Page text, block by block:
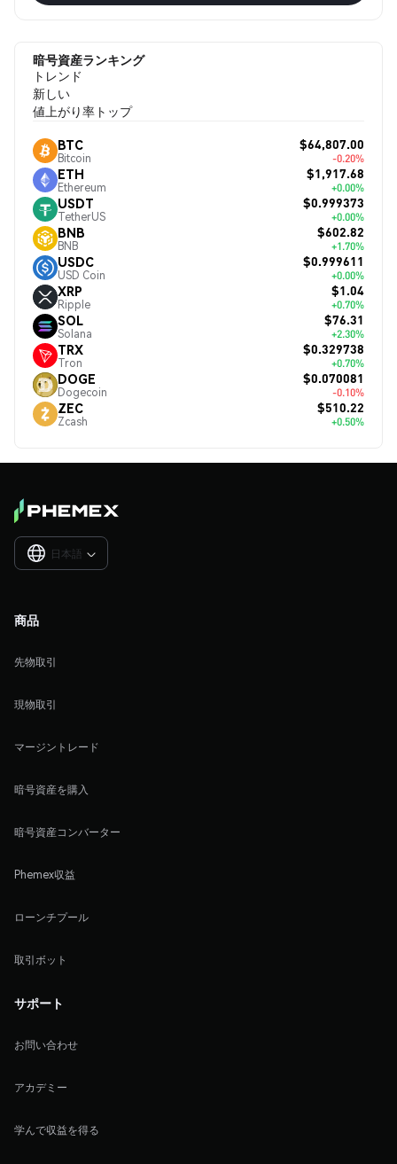
暗号資産ランキング
トレンド
新しい
値上がり率トップ
BTC
Bitcoin
$64,807.00
-0.20%
ETH
Ethereum
$1,917.68
+0.00%
USDT
TetherUS
$0.999373
+0.00%
BNB
BNB
$602.82
+1.70%
USDC
USD Coin
$0.999611
+0.00%
XRP
Ripple
$1.04
+0.70%
SOL
Solana
$76.31
+2.30%
TRX
Tron
$0.329738
+0.70%
DOGE
Dogecoin
$0.070081
-0.10%
ZEC
Zcash
$510.22
+0.50%
日本語 
商品
先物取引
現物取引
マージントレード
暗号資産を購入
暗号資産コンバーター
Phemex収益
ローンチプール
取引ボット
サポート
お問い合わせ
アカデミー
学んで収益を得る